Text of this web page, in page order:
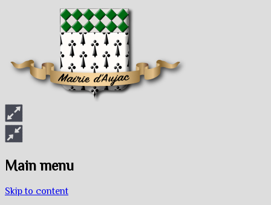
Main menu
Skip to content